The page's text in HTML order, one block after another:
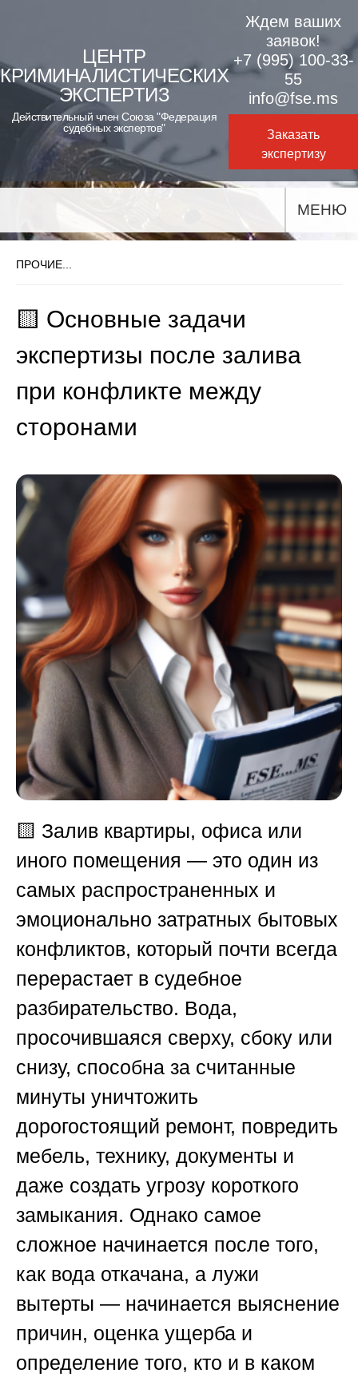
content
ЦЕНТР
КРИМИНАЛИСТИЧЕСКИХ
ЭКСПЕРТИЗ
Действительный член Союза "Федерация
судебных экспертов"
Ждем ваших
заявок!
+7 (995) 100-33-
55
info@fse.ms
Заказать
экспертизу
МЕНЮ
ПРОЧИЕ...
🟨 Основные задачи
экспертизы после залива
при конфликте между
сторонами
🟨 Залив квартиры, офиса или
иного помещения — это один из
самых распространенных и
эмоционально затратных бытовых
конфликтов, который почти всегда
перерастает в судебное
разбирательство. Вода,
просочившаяся сверху, сбоку или
снизу, способна за считанные
минуты уничтожить
дорогостоящий ремонт, повредить
мебель, технику, документы и
даже создать угрозу короткого
замыкания. Однако самое
сложное начинается после того,
как вода откачана, а лужи
вытерты — начинается выяснение
причин, оценка ущерба и
определение того, кто и в каком